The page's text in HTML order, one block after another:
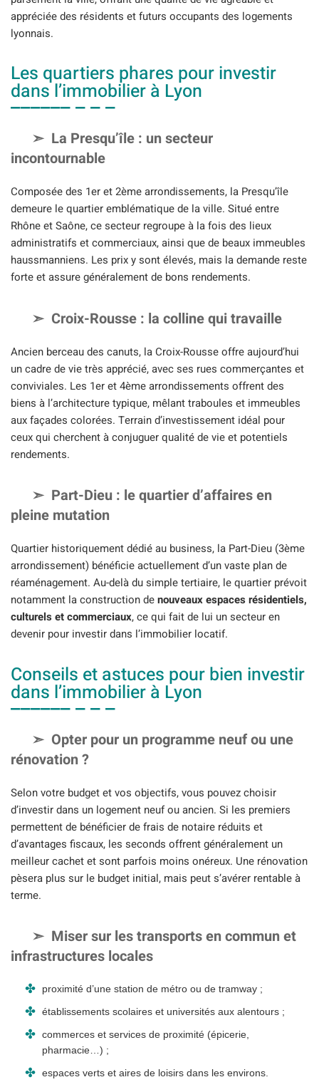
appréciée des résidents et futurs occupants des logements
lyonnais.
Les quartiers phares pour investir
dans l’immobilier à Lyon
La Presqu’île : un secteur
incontournable
Composée des 1er et 2ème arrondissements, la Presqu’île
demeure le quartier emblématique de la ville. Situé entre
Rhône et Saône, ce secteur regroupe à la fois des lieux
administratifs et commerciaux, ainsi que de beaux immeubles
haussmanniens. Les prix y sont élevés, mais la demande reste
forte et assure généralement de bons rendements.
Croix-Rousse : la colline qui travaille
Ancien berceau des canuts, la Croix-Rousse offre aujourd’hui
un cadre de vie très apprécié, avec ses rues commerçantes et
conviviales. Les 1er et 4ème arrondissements offrent des
biens à l’architecture typique, mêlant traboules et immeubles
aux façades colorées. Terrain d’investissement idéal pour
ceux qui cherchent à conjuguer qualité de vie et potentiels
rendements.
Part-Dieu : le quartier d’affaires en
pleine mutation
Quartier historiquement dédié au business, la Part-Dieu (3ème
arrondissement) bénéficie actuellement d’un vaste plan de
réaménagement. Au-delà du simple tertiaire, le quartier prévoit
notamment la construction denouveaux espaces résidentiels,
culturels et commerciaux, ce qui fait de lui un secteur en
devenir pour investir dans l’immobilier locatif.
Conseils et astuces pour bien investir
dans l’immobilier à Lyon
Opter pour un programme neuf ou une
rénovation ?
Selon votre budget et vos objectifs, vous pouvez choisir
d’investir dans un logement neuf ou ancien. Si les premiers
permettent de bénéficier de frais de notaire réduits et
d’avantages fiscaux, les seconds offrent généralement un
meilleur cachet et sont parfois moins onéreux. Une rénovation
pèsera plus sur le budget initial, mais peut s’avérer rentable à
terme.
Miser sur les transports en commun et
infrastructures locales
proximité d’une station de métro ou de tramway ;
établissements scolaires et universités aux alentours ;
commerces et services de proximité (épicerie,
pharmacie…) ;
espaces verts et aires de loisirs dans les environs.